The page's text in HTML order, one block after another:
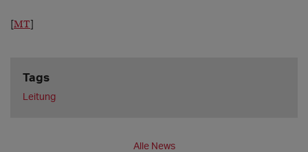
[MT]
Tags
Leitung
Alle News